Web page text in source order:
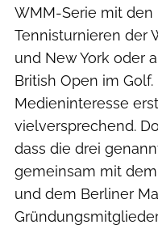
WMM-Serie mit
Tennisturnieren der
und New York oder
British Open im
Medieninteresse
vielversprechend.
dass die drei
gemeinsam mit
und dem Berliner